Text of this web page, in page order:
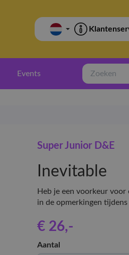
Events
Zoeken
Super Junior D&E
Inevitable
Heb je een voorkeur voor
in de opmerkingen
€ 26,-
Aantal